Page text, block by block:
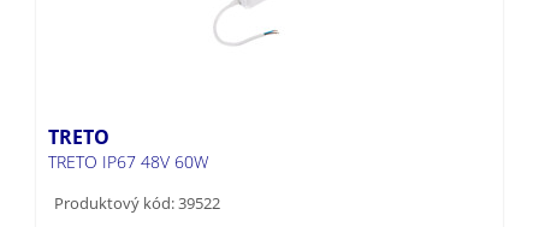
TRETO
TRETO IP67 48V 60W
Produktový kód: 39522